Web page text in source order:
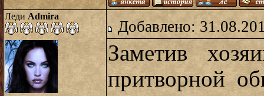
Леди Admira
Добавлено:
Заметив
притворной